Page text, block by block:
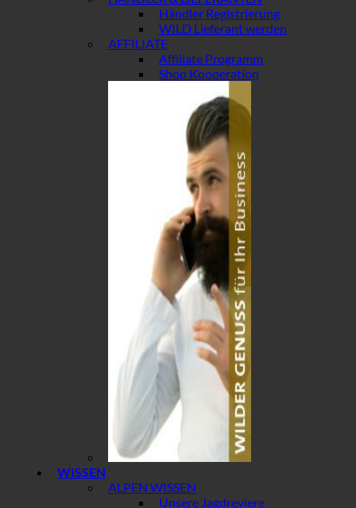
Händler Registrierung
WILD Lieferant werden
AFFILIATE
Affiliate Programm
Shop Kooperation
WISSEN
ALPEN WISSEN
Unsere Jagdreviere